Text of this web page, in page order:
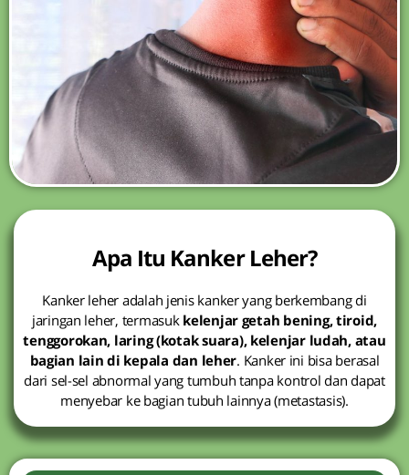
Apa Itu Kanker Leher?
Kanker leher adalah jenis kanker yang berkembang di
jaringan leher, termasuk kelenjar getah bening, tiroid,
tenggorokan, laring (kotak suara), kelenjar ludah, atau
bagian lain di kepala dan leher. Kanker ini bisa berasal
dari sel-sel abnormal yang tumbuh tanpa kontrol dan dapat
menyebar ke bagian tubuh lainnya (metastasis).